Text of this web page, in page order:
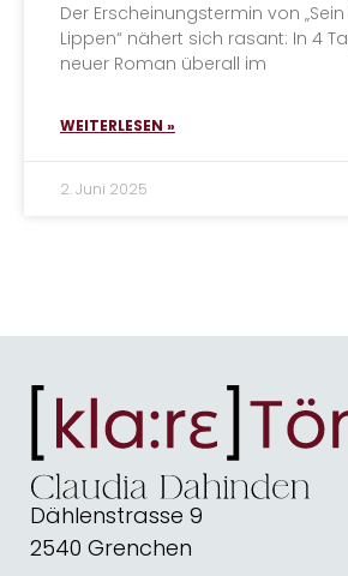
Der Erscheinungstermin von
Lippen“ nähert sich rasant: In 4
neuer Roman überall im
WEITERLESEN »
2. Juni 2025
Dählenstrasse 9
2540 Grenchen